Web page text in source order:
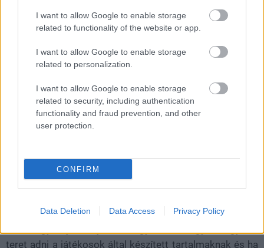
I want to allow Google to enable storage
related to functionality of the website or app.
I want to allow Google to enable storage
related to personalization.
I want to allow Google to enable storage
related to security, including authentication
functionality and fraud prevention, and other
user protection.
CONFIRM
Data Deletion Data Access Privacy Policy
lehet a Roblox és a Dreams
|2021 április 17. 14:30
A Core segítségével bárki készíthet Unreal
Engine-nel hajtott játékokat, amit aztán
kereshet vele.
21.86%
Az utóbbi évek egyik leginkább meghatározó trendje
volt, hogy a játékfejlesztők igyekeztek egyre nagyobb
teret adni a játékosok által készített tartalmaknak és ha